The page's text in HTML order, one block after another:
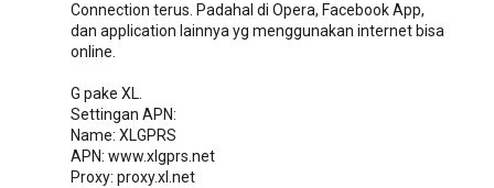
Connection terus. Padahal di Opera, Facebook App,
dan application lainnya yg menggunakan internet bisa
online.
G pake XL.
Settingan APN:
Name: XLGPRS
APN: www.xlgprs.net
Proxy: proxy.xl.net